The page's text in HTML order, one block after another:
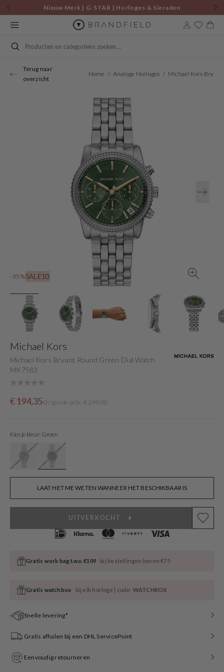
Skip to
content
Nieuw Merk | G-STAR | Horloges & Sieraden
Cart
Search
Terug naar
overzicht
Home Analoge Horloges
-35%SALE10
Open
media
1
in
gallery
view
Michael Kors
Michael Kors Bryant Round Green Dial Watch
MK7583
Sale
€ 194,35
OrigineleOriginele prijs: € 299,00
Kies je kleur: Groen
LAAT HET ME WETEN WANNEER HET BESCHIKBAAR IS
UITVERKOCHT
Gratis work bag t.w.v. €109 bij bestellingen boven €75
Gratis watchbox bij elk horloge | code: WATCHBOX
Snelle levering*
Gratis afhalen bij een DHL ServicePoint
Eenvoudig retourneren